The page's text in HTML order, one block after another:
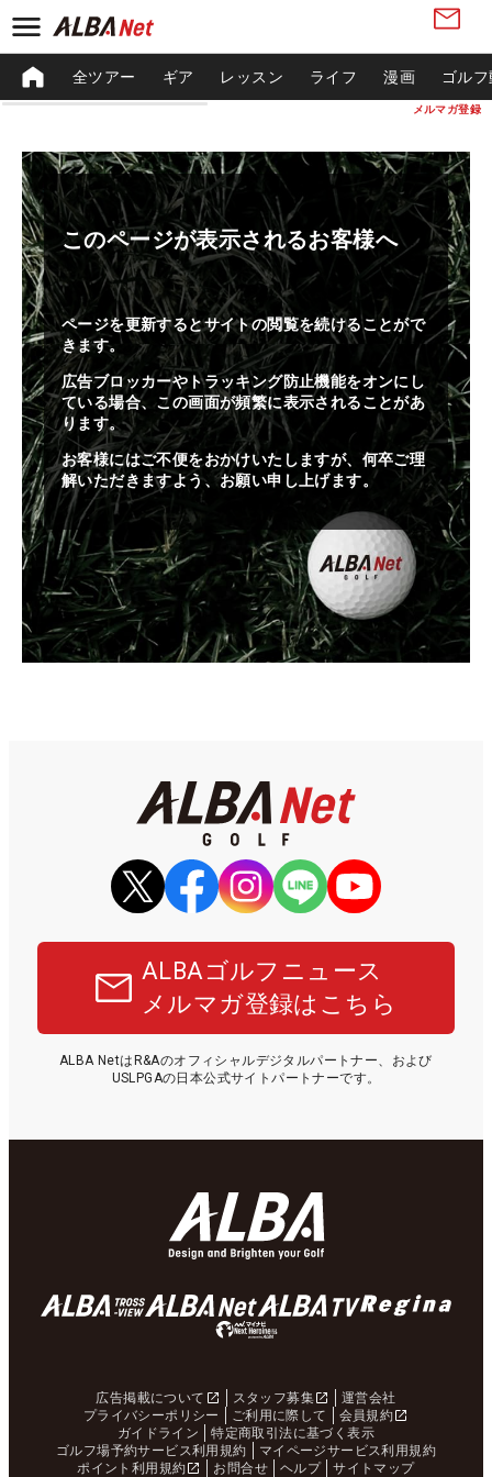
メルマガ登録
全ツアー ギア レッスン ライフ 漫画 ゴル
このページが表示されるお客様へ
ページを更新するとサイトの閲覧を続けることがで
きます。
広告ブロッカーやトラッキング防止機能をオンにし
ている場合、この画面が頻繁に表示されることがあ
ります。
お客様にはご不便をおかけいたしますが、何卒ご理
解いただきますよう、お願い申し上げます。
ALBAゴルフニュース
メルマガ登録はこちら
ALBA NetはR&Aのオフィシャルデジタルパートナー、および
USLPGAの日本公式サイトパートナーです。
広告掲載について スタッフ募集
運営会社
プライバシーポリシー
ご利用に際して
会員規約
ガイドライン
特定商取引法に基づく表示
ゴルフ場予約サービス利用規約
マイページサービス利用規約
ポイント利用規約
お問合せ ヘルプ サイトマップ